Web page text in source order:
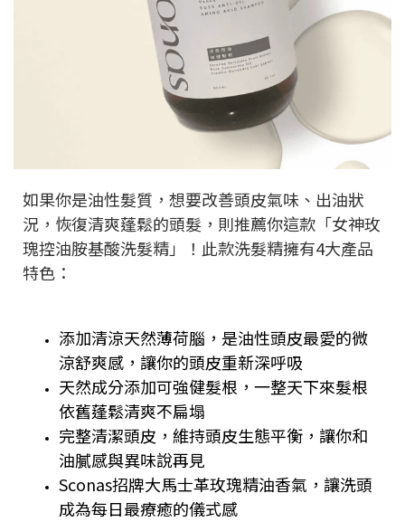
如果你是油性髮質，想要改善頭皮氣味、出油狀
況，恢復清爽蓬鬆的頭髮，則推薦你這款「女神玫
瑰控油胺基酸洗髮精」！此款洗髮精擁有4大產品
特色：
添加清涼天然薄荷腦，是油性頭皮最愛的微
涼舒爽感，讓你的頭皮重新深呼吸
天然成分添加可強健髮根，一整天下來髮根
依舊蓬鬆清爽不扁塌
完整清潔頭皮，維持頭皮生態平衡，讓你和
油膩感與異味說再見
Sconas招牌大馬士革玫瑰精油香氣，讓洗頭
成為每日最療癒的儀式感